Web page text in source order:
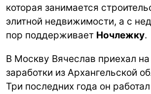
которая занимается
элитной недвижимости, а с
пор поддерживает Ночлежку.
В Москву Вячеслав приехал на
заработки из Архангельской
Три последних года он работал